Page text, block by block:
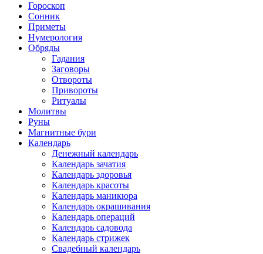
Гороскоп
Сонник
Приметы
Нумерология
Обряды
Гадания
Заговоры
Отвороты
Привороты
Ритуалы
Молитвы
Руны
Магнитные бури
Календарь
Денежный календарь
Календарь зачатия
Календарь здоровья
Календарь красоты
Календарь маникюра
Календарь окрашивания
Календарь операций
Календарь садовода
Календарь стрижек
Свадебный календарь